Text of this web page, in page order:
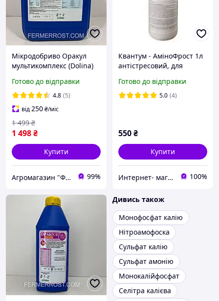
Мікродобриво Оракул
мультикомплекс (Dolina)
Готово до відправки
4.8 (5)
від250₴/міс
1 498₴
1 499 ₴
Купити
Агромагазин "ФермерРОСТ" 99%
Квантум - АміноФрост 1л
антістресовий, для
Готово до відправки
5.0 (4)
550₴
Купити
Интернет- магазин Райский Садочек 100%
Дивись також
Монофосфат калію
Нітроамофоска
Сульфат калію
Сульфат амонію
Монокалійфосфат
Селітра калієва